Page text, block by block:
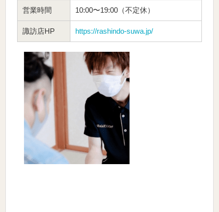
営業時間 10:00〜19:00（不定休）
諏訪店HP https://rashindo-suwa.jp/